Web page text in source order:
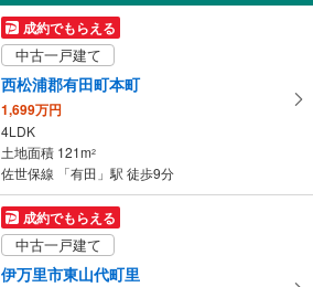
成約でもらえる
中古一戸建て
西松浦郡有田町本町
1,699万円
4LDK
土地面積 121m2
佐世保線 「有田」駅 徒歩9分
成約でもらえる
中古一戸建て
伊万里市東山代町里